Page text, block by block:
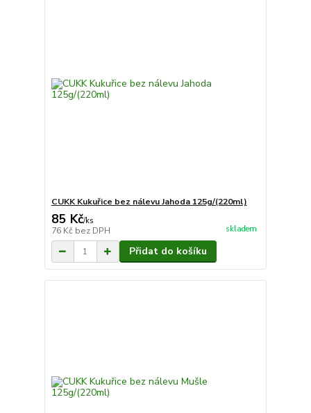
CUKK Kukuřice bez nálevu Jahoda 125g/(220ml)
85 Kč/ks
76 Kč bez DPH skladem
Přidat do košíku